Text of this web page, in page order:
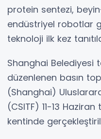
protein sentezi,
endüstriyel robotlar
teknoloji ilk kez
Shanghai Belediyesi
düzenlenen basın
(Shanghai)
(CSITF) 11-13
kentinde